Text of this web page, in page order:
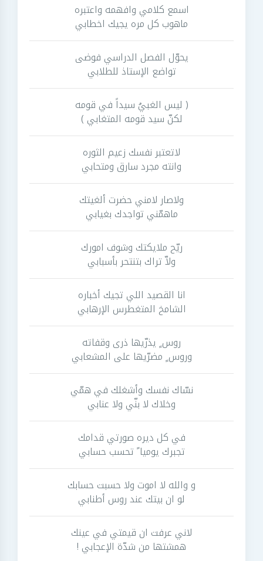
اسمع كلامي وافهمه واعتبره
ماهوب كل مره يجيك اخطابي
يحوّل الفصل الدراسي فوضى
تواضع الإستاذ للطلابي
( ليس الغبيُ سيداً في قومه
لكنّ سيد قومه المتغابي )
لاتعتبر نفسك زعيم الثوره
وانته مجرد سارق ومتحابي
ولاصار لامني حضرت ألغيتك
ماهمّني تواجدك بغيابي
ريّح ملايكتك وشوف امورك
ولاّ تراك بتنتحر بأسبابي
انا القصيد اللي تجيك أخباره
الشامخ المتغطرس الإرهابي
روس ٍ يذرّيها ذرى وقفاته
وروس ٍ مضرّيها على المشعابي
نسّاك نفسك وأشغلك في همّي
وخلاك لا بنّي ولا عنابي
في كل ديره صورتي قدامك
تجبرك يوميا ً تحسب حسابي
و والله لا اموت ولا حسبت حسابك
لو ان بيتك عند روس أطنابي
لاني عرفت ان قيمتي في عينك
همشتها من شدّة الإعجابي !